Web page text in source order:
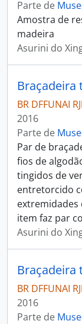
Parte de
Amostra de
madeira
Asurini do
Braçadeira
BR DFFUNAI
2016
Parte de
Par de
fios de
tingidos de
entretorcido
extremidades
item faz par
Asurini do
Braçadeira
BR DFFUNAI
2016
Parte de